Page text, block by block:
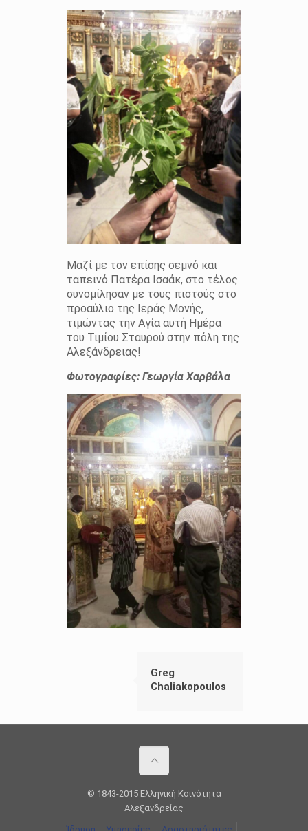
Μαζί με τον επίσης σεμνό και
ταπεινό Πατέρα Ισαάκ, στο τέλος
συνομίλησαν με τους πιστούς στο
προαύλιο της Ιεράς Μονής,
τιμώντας την Αγία αυτή Ημέρα
του Τιμίου Σταυρού στην πόλη της
Αλεξάνδρειας!
Φωτογραφίες: Γεωργία Χαρβάλα
Greg
Chaliakopoulos
© 1843-2015 Ελληνική Κοινότητα
Αλεξανδρείας